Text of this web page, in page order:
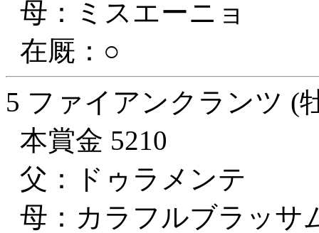
母：ミスエーニョ
在厩：○
5 ファイアンクランツ (
本賞金 5210
父：ドゥラメンテ
母：カラフルブラッサ